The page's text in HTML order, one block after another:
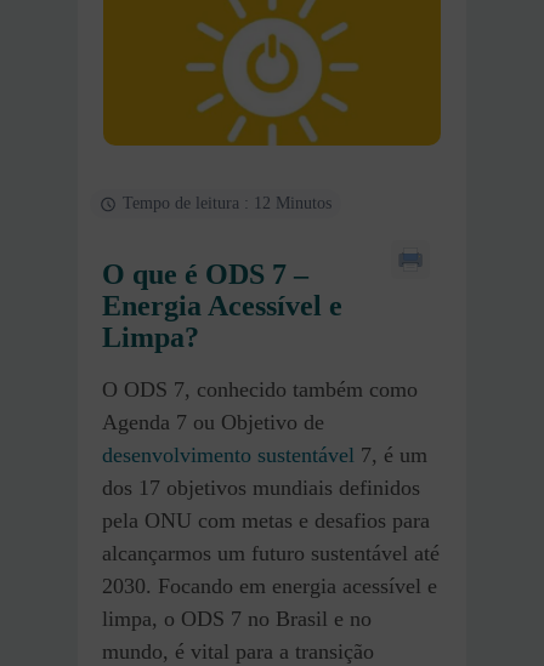
Tempo de leitura : 12 Minutos
O que é ODS 7 –
Energia Acessível e
Limpa?
O ODS 7, conhecido também como
Agenda 7 ou Objetivo de
desenvolvimento sustentável 7, é um
dos 17 objetivos mundiais definidos
pela ONU com metas e desafios para
alcançarmos um futuro sustentável até
2030. Focando em energia acessível e
limpa, o ODS 7 no Brasil e no
mundo, é vital para a transição